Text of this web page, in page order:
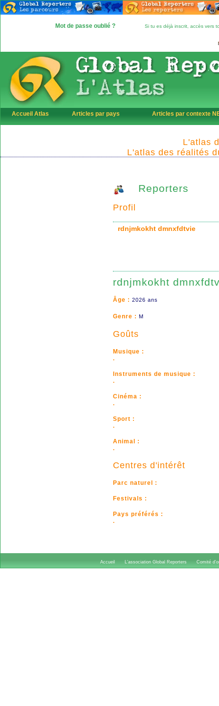
Mot de passe oublié ? Si tu es déjà inscrit, accès vers
Accueil Atlas Articles par pays Articles par contexte
L'atlas
L'atlas des réalités
Reporters
Profil
rdnjmkokht dmnxfdtvie
rdnjmkokht
Âge : 2026 ans
Genre : M
Goûts
Musique :
.
Instruments de musique :
.
Cinéma :
.
Sport :
.
Animal :
.
Centres d'intérêt
Parc naturel :
Festivals :
Pays préférés :
.
Accueil L'association Global Reporters Comité